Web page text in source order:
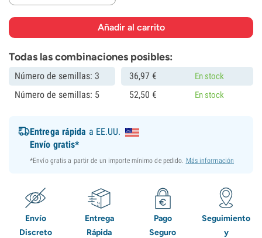
Todas las combinaciones posibles:
Número de semillas: 3 36,97 € En stock
Número de semillas: 5 52,50 € En stock
Entrega rápida a EE.UU.
Envío gratis*
*Envío gratis a partir de un importe mínimo de pedido. Más información
Envío
Discreto
Entrega
Rápida
Pago
Seguro
Seguimiento
y